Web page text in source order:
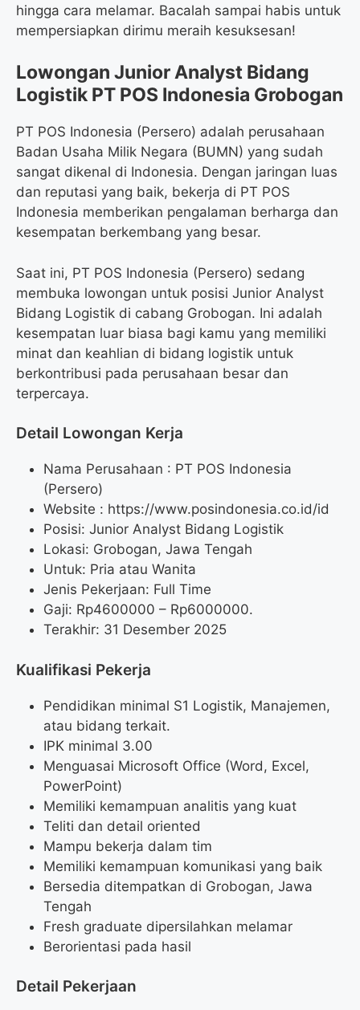
hingga cara melamar. Bacalah sampai habis untuk
mempersiapkan dirimu meraih kesuksesan!
Lowongan Junior Analyst Bidang
Logistik PT POS Indonesia Grobogan
PT POS Indonesia (Persero) adalah perusahaan
Badan Usaha Milik Negara (BUMN) yang sudah
sangat dikenal di Indonesia. Dengan jaringan luas
dan reputasi yang baik, bekerja di PT POS
Indonesia memberikan pengalaman berharga dan
kesempatan berkembang yang besar.
Saat ini, PT POS Indonesia (Persero) sedang
membuka lowongan untuk posisi Junior Analyst
Bidang Logistik di cabang Grobogan. Ini adalah
kesempatan luar biasa bagi kamu yang memiliki
minat dan keahlian di bidang logistik untuk
berkontribusi pada perusahaan besar dan
terpercaya.
Detail Lowongan Kerja
Nama Perusahaan : PT POS Indonesia
(Persero)
Website : https://www.posindonesia.co.id/id
Posisi: Junior Analyst Bidang Logistik
Lokasi: Grobogan, Jawa Tengah
Untuk: Pria atau Wanita
Jenis Pekerjaan: Full Time
Gaji: Rp4600000 – Rp6000000.
Terakhir: 31 Desember 2025
Kualifikasi Pekerja
Pendidikan minimal S1 Logistik, Manajemen,
atau bidang terkait.
IPK minimal 3.00
Menguasai Microsoft Office (Word, Excel,
PowerPoint)
Memiliki kemampuan analitis yang kuat
Teliti dan detail oriented
Mampu bekerja dalam tim
Memiliki kemampuan komunikasi yang baik
Bersedia ditempatkan di Grobogan, Jawa
Tengah
Fresh graduate dipersilahkan melamar
Berorientasi pada hasil
Detail Pekerjaan